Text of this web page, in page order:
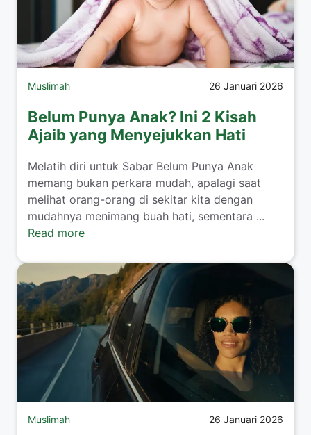
Muslimah 26 Januari 2026
Belum Punya Anak? Ini 2 Kisah
Ajaib yang Menyejukkan Hati
​Melatih diri untuk Sabar Belum Punya Anak
memang bukan perkara mudah, apalagi saat
melihat orang-orang di sekitar kita dengan
mudahnya menimang buah hati, sementara ...
Read more
Muslimah 26 Januari 2026